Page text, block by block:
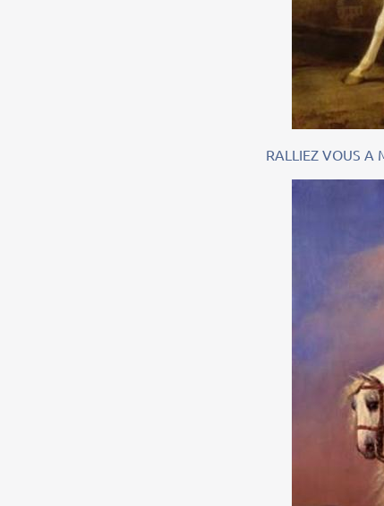
RALLIEZ VOUS A MON